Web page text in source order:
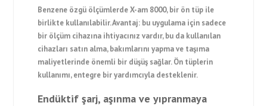
Benzene özgü ölçümlerde X-am 8000, bir ön tüp ile
birlikte kullanılabilir. Avantaj: bu uygulama için sadece
bir ölçüm cihazına ihtiyacınız vardır, bu da kullanılan
cihazları satın alma, bakımlarını yapma ve taşıma
maliyetlerinde önemli bir düşüş sağlar. Ön tüplerin
kullanımı, entegre bir yardımcıyla desteklenir.
Endüktif şarj, aşınma ve yıpranmaya